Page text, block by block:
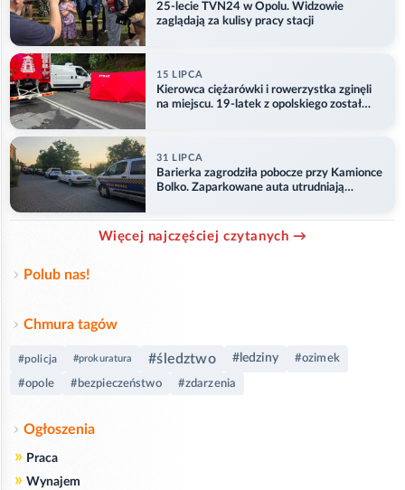
25-lecie TVN24 w Opolu. Widzowie
zaglądają za kulisy pracy stacji
15 LIPCA
Kierowca ciężarówki i rowerzystka zginęli
na miejscu. 19-latek z opolskiego został
31 LIPCA
Barierka zagrodziła pobocze przy Kamionce
Bolko. Zaparkowane auta utrudniają
Więcej najczęściej czytanych →
Polub nas!
Chmura tagów
#policja #prokuratura #śledztwo #ledziny #ozimek
#opole #bezpieczeństwo #zdarzenia
Ogłoszenia
» Praca
» Wynajem